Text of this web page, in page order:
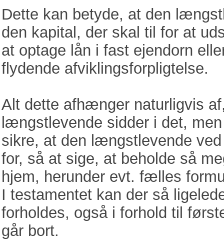
Dette kan betyde, at den
den kapital, der skal til for at
at optage lån i fast ejendorn
flydende afviklingsforpligtelse.
Alt dette afhænger naturligvis
længstlevende sidder i det,
sikre, at den længstlevende
for, så at sige, at beholde så
hjem, herunder evt. fælles
I testamentet kan der så
forholdes, også i forhold til
går bort.